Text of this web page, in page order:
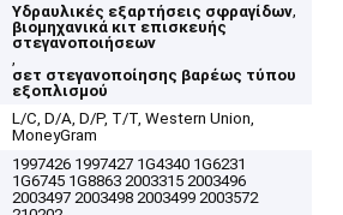
Υδραυλικές εξαρτήσεις σφραγίδων,
βιομηχανικά κιτ επισκευής
στεγανοποιήσεων
,
σετ στεγανοποίησης βαρέως τύπου
εξοπλισμού
L/C, D/A, D/P, T/T, Western Union,
MoneyGram
1997426 1997427 1G4340 1G6231
1G6745 1G8863 2003315 2003496
2003497 2003498 2003499 2003572